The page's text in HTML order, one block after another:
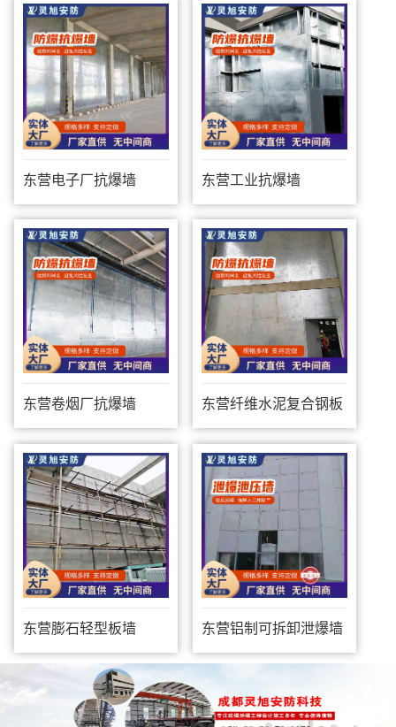
东营电子厂抗爆墙 东营工业抗爆墙
东营卷烟厂抗爆墙 东营纤维水泥复合钢板
防爆墙
东营膨石轻型板墙 东营铝制可拆卸泄爆墙